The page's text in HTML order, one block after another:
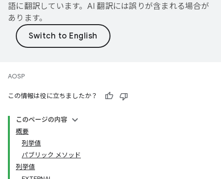
語に翻訳しています。AI 翻訳には誤りが含まれる場合が
あります。
AOSP
この情報は役に立ちましたか？
このページの内容
概要
列挙値
パブリック メソッド
列挙値